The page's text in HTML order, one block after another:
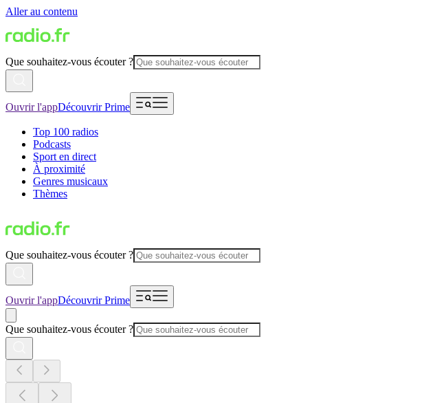
Aller au contenu
Que souhaitez-vous écouter ?
Ouvrir l'appDécouvrir Prime
Top 100 radios
Podcasts
Sport en direct
À proximité
Genres musicaux
Thèmes
Que souhaitez-vous écouter ?
Ouvrir l'appDécouvrir Prime
Que souhaitez-vous écouter ?